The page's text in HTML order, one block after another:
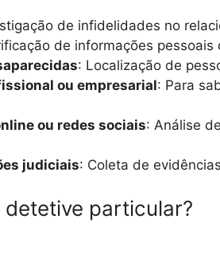
de infidelidades no
de informações pessoais
: Localização de
ou empresarial: Para
ou redes sociais: Análise
judiciais: Coleta de
particular?